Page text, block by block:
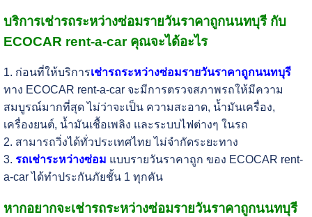
บริการเช่ารถระหว่างซ่อมรายวันราคาถูกนนทบุรี กับ
ECOCAR rent-a-car คุณจะได้อะไร
1. ก่อนที่ให้บริการเช่ารถระหว่างซ่อมรายวันราคาถูกนนทบุรี
ทาง ECOCAR rent-a-car จะมีการตรวจสภาพรถให้มีความ
สมบูรณ์มากที่สุด ไม่ว่าจะเป็น ความสะอาด, น้ำมันเครื่อง,
เครื่องยนต์, น้ำมันเชื้อเพลิง และระบบไฟต่างๆ ในรถ
2. สามารถวิ่งได้ทั่วประเทศไทย ไม่จำกัดระยะทาง
3. รถเช่าระหว่างซ่อม แบบรายวันราคาถูก ของ ECOCAR rent-
a-car ได้ทำประกันภัยชั้น 1 ทุกคัน
หากอยากจะเช่ารถระหว่างซ่อมรายวันราคาถูกนนทบุรี